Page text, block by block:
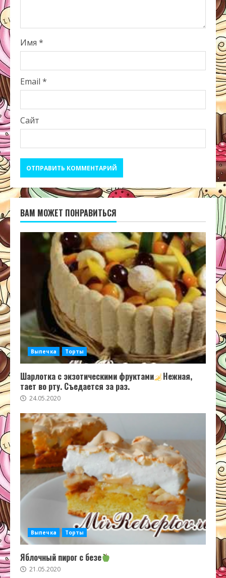
Имя *
Email *
Сайт
ВАМ МОЖЕТ ПОНРАВИТЬСЯ
Выпечка Торты
Шарлотка с экзотическими фруктами
Нежная,
тает во рту. Съедается за раз.
24.05.2020
Выпечка Торты
Яблочный пирог с безе
21.05.2020